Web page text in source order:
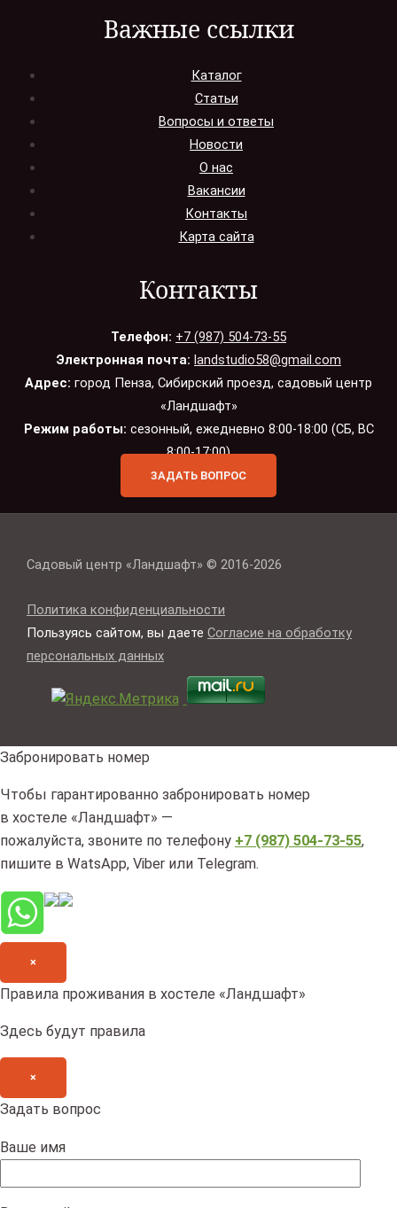
Важные ссылки
Каталог
Статьи
Вопросы и ответы
Новости
О нас
Вакансии
Контакты
Карта сайта
Контакты
Телефон: +7 (987) 504-73-55
Электронная почта: landstudio58@gmail.com
Адрес: город Пенза, Сибирский проезд, садовый центр
«Ландшафт»
Режим работы: сезонный, ежедневно 8:00-18:00 (СБ, ВС
8:00-17:00)
ЗАДАТЬ ВОПРОС
Садовый центр «Ландшафт» © 2016-2026
Политика конфиденциальности
Пользуясь сайтом, вы даете Согласие на обработку
персональных данных
Забронировать номер
Чтобы гарантированно забронировать номер
в хостеле «Ландшафт» —
пожалуйста, звоните по телефону +7 (987) 504-73-55,
пишите в WatsApp, Viber или Telegram.
×
Правила проживания в хостеле «Ландшафт»
Здесь будут правила
×
Задать вопрос
Ваше имя